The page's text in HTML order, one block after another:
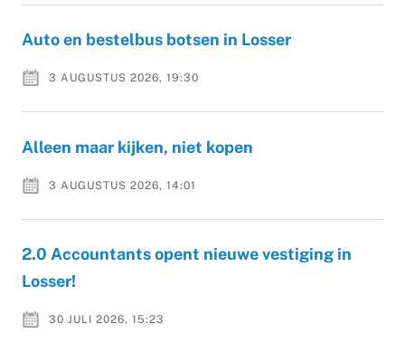
Auto en bestelbus botsen in Losser
3 AUGUSTUS 2026, 19:30
Alleen maar kijken, niet kopen
3 AUGUSTUS 2026, 14:01
2.0 Accountants opent nieuwe vestiging in
Losser!
30 JULI 2026, 15:23